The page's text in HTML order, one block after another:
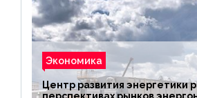
Экономика
Центр развития энергетики